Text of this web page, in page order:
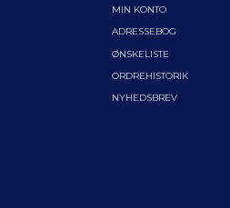
MIN KONTO
ADRESSEBOG
ØNSKELISTE
ORDREHISTORIK
NYHEDSBREV